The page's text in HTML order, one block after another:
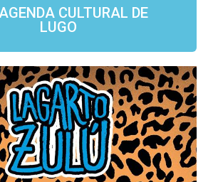
CULTURAL DE
LUGO